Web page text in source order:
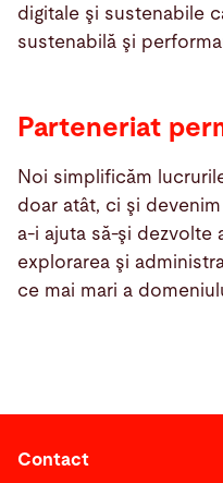
digitale şi sustenabile
sustenabilă şi
Parteneriat
Noi simplificăm
doar atât, ci şi
a-i ajuta să-şi dezvolte
explorarea şi
ce mai mari a
Contact